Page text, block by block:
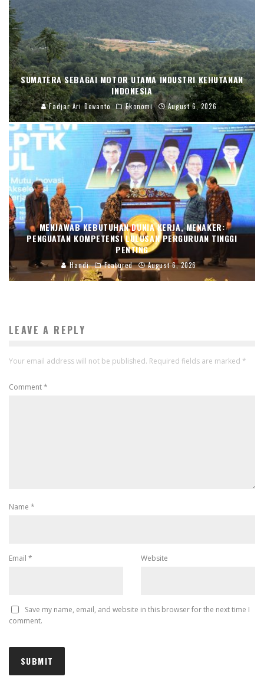
SUMATERA SEBAGAI MOTOR UTAMA INDUSTRI KEHUTANAN
INDONESIA
Fadjar Ari Dewanto Ekonomi August 6, 2026
MENJAWAB KEBUTUHAN DUNIA KERJA, MENAKER:
PENGUATAN KOMPETENSI LULUSAN PERGURUAN TINGGI
PENTING
Handi Featured August 6, 2026
LEAVE A REPLY
Your email address will not be published. Required fields are marked *
Comment*
Name *
Email * Website
Save my name, email, and website in this browser for the next time I
comment.